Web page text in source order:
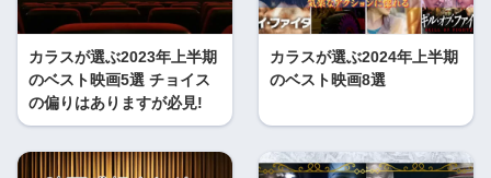
カラスが選ぶ2023年上半期
のベスト映画5選 チョイス
の偏りはありますが必見!
カラスが選ぶ2024年上半期
のベスト映画8選